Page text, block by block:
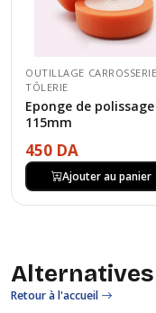
OUTILLAGE
TÔLERIE
Eponge de polissage
115mm
450 DA
Ajouter au panier
Retour à l'accueil